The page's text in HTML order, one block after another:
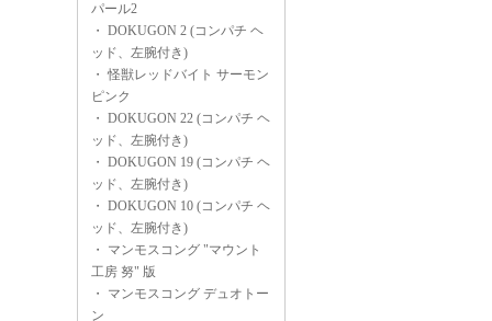
パール2
・ DOKUGON 2 (コンパチ ヘ
ッド、左腕付き)
・怪獣レッドバイト サーモン
ピンク
・ DOKUGON 22 (コンパチ ヘ
ッド、左腕付き)
・ DOKUGON 19 (コンパチ ヘ
ッド、左腕付き)
・ DOKUGON 10 (コンパチ ヘ
ッド、左腕付き)
・ マンモスコング "マウント
工房 努" 版
・ マンモスコング デュオトー
ン